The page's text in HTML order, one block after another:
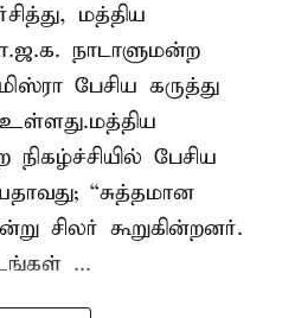
மத்திய
நாடாளுமன்ற
பேசிய கருத்து
பேசிய
“சுத்தமான
சிலர் கூறுகின்றனர்.
...